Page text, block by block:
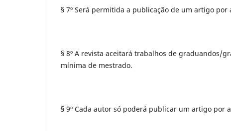
§ 7º Será permitida a publicação de um artigo
§ 8º A revista aceitará trabalhos de graduandos/
mínima de mestrado.
§ 9º Cada autor só poderá publicar um artigo por